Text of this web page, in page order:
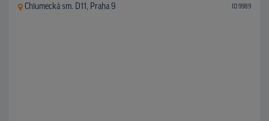
Chlumecká sm. D11, Praha 9 ID 9989